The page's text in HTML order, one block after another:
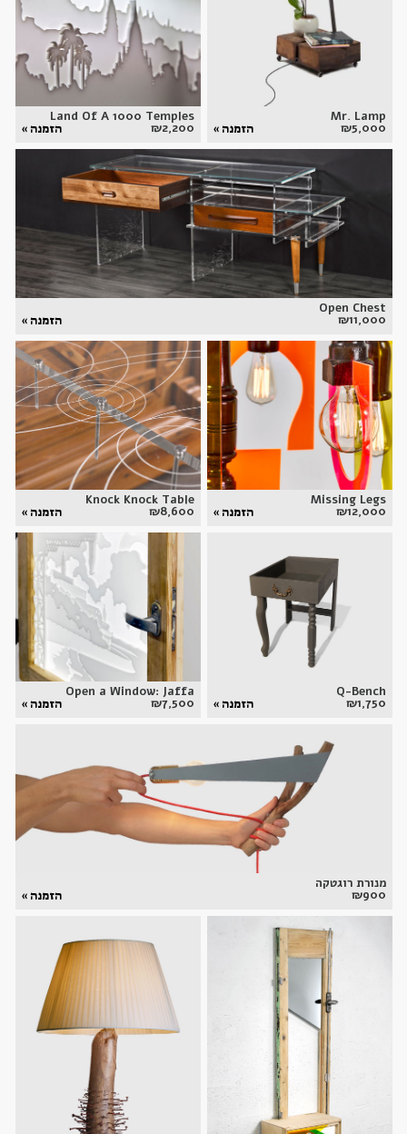
Mr. Lamp
₪5,000 הזמנה »
Land Of A 1000 Temples
₪2,200 הזמנה »
Open Chest
₪11,000 הזמנה »
Missing Legs
₪12,000 הזמנה »
Knock Knock Table
₪8,600 הזמנה »
Q-Bench
₪1,750 הזמנה »
Open a Window: Jaffa
₪7,500 הזמנה »
מנורת רוגטקה
₪900 הזמנה »